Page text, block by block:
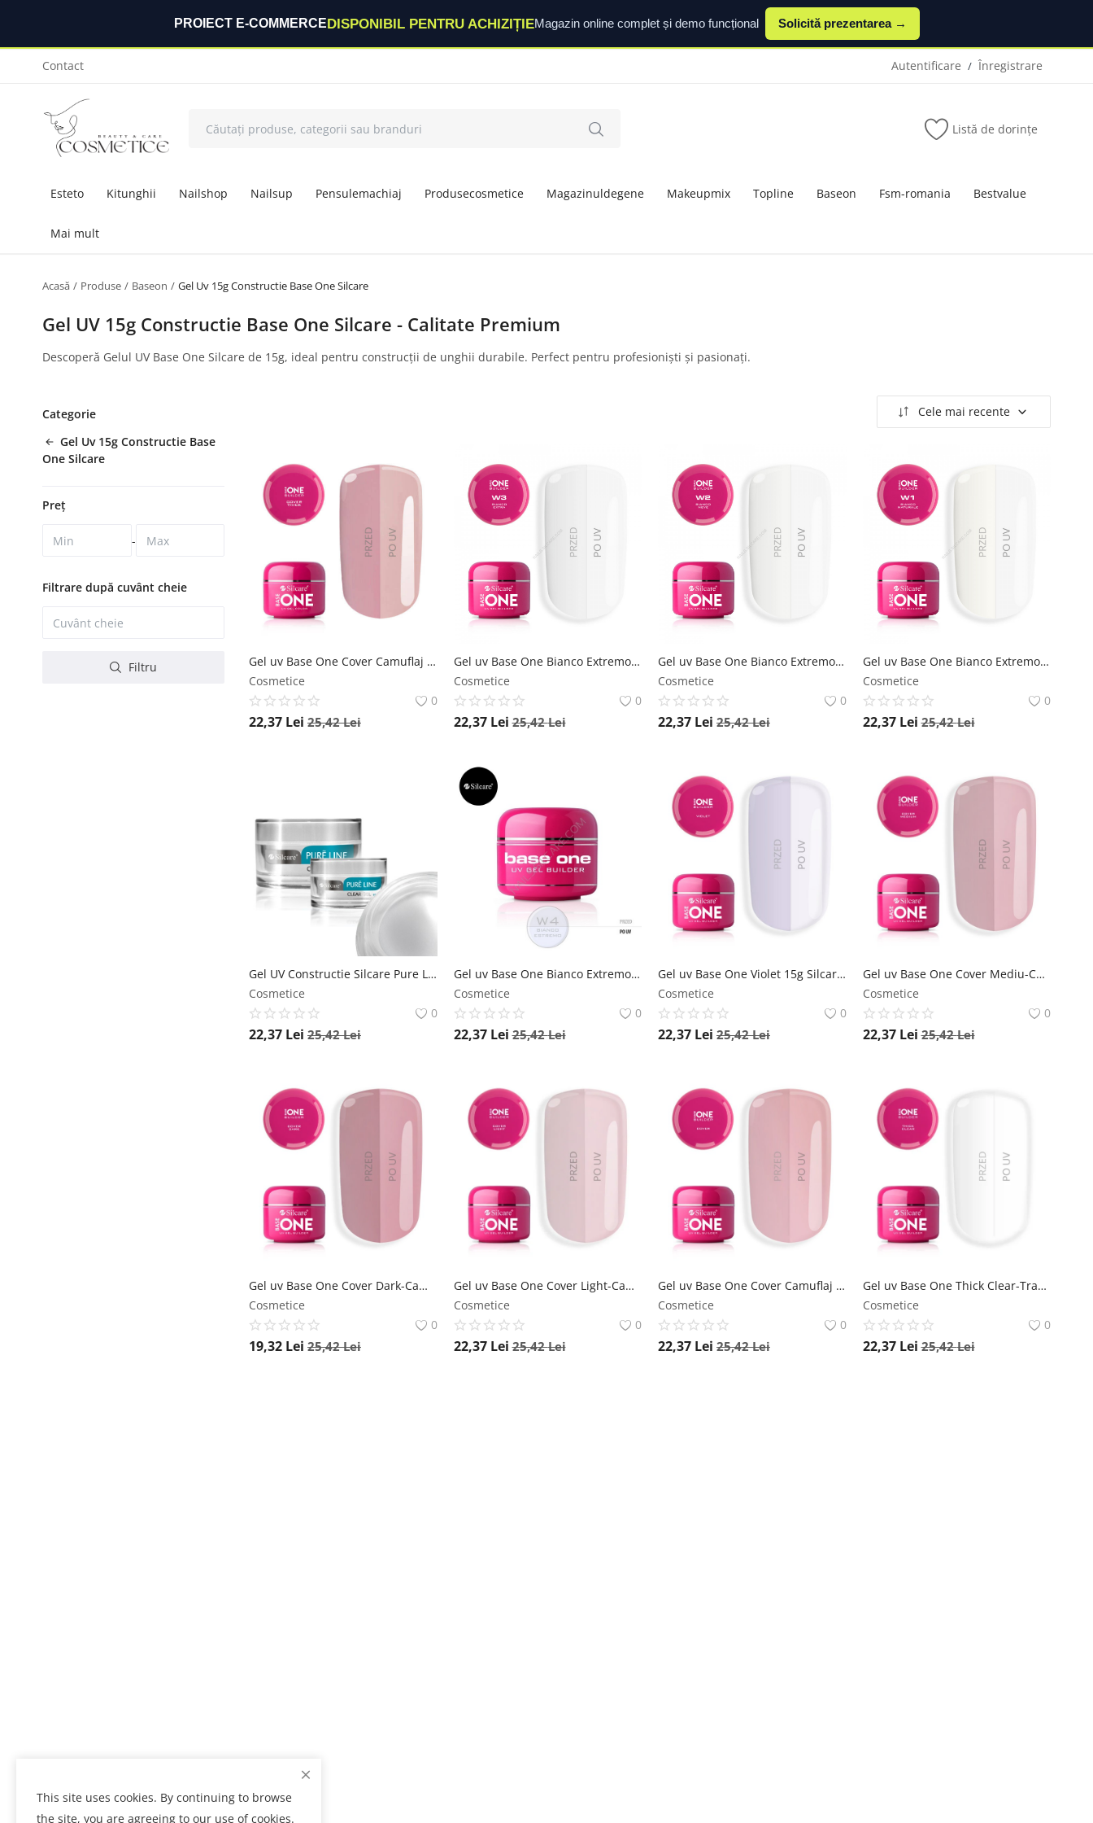
PROIECT E-COMMERCEDISPONIBIL PENTRU ACHIZIȚIEMagazin online complet și demo funcțional Solicită prezentarea →
Contact Autentificare / Înregistrare
Listă de dorințe
Esteto Kitunghii Nailshop Nailsup Pensulemachiaj Produsecosmetice Magazinuldegene Makeupmix Topline Baseon Fsm-romania Bestvalue
Mai mult
Acasă Produse Baseon Gel Uv 15g Constructie Base One Silcare
Gel UV 15g Constructie Base One Silcare - Calitate Premium
Descoperă Gelul UV Base One Silcare de 15g, ideal pentru construcții de unghii durabile. Perfect pentru profesioniști și pasionați.
Categorie
Gel Uv 15g Constructie Base
One Silcare
Preț
-
Filtrare după cuvânt cheie
Filtru
Cele mai recente
Gel uv Base One Cover Camuflaj Thick 15g Silcare Polonia-Base One
Cosmetice
0
22,37 Lei 25,42Lei
Gel uv Base One Bianco Extremo Extra 15g
Cosmetice
0
22,37 Lei 25,42Lei
Gel uv Base One Bianco Extremo Neve 15g
Cosmetice
0
22,37 Lei 25,42Lei
Gel uv Base One Bianco Extremo Natural 15g
Cosmetice
0
22,37 Lei 25,42Lei
Gel UV Constructie Silcare Pure Line Clear-Transparent 15g Silcare Polonia-Base One
Cosmetice
0
22,37 Lei 25,42Lei
Gel uv Base One Bianco Extremo 15g Silcare Polonia-Base One
Cosmetice
0
22,37 Lei 25,42Lei
Gel uv Base One Violet 15g Silcare Polonia-Base One
Cosmetice
0
22,37 Lei 25,42Lei
Gel uv Base One Cover Mediu-Camuflaj 15g Silcare Polonia-Base One
Cosmetice
0
22,37 Lei 25,42Lei
Gel uv Base One Cover Dark-Camuflaj 15g Silcare Polonia-Base One
Cosmetice
0
19,32 Lei 25,42Lei
Gel uv Base One Cover Light-Camuflaj 15g Silcare Polonia-Base One
Cosmetice
0
22,37 Lei 25,42Lei
Gel uv Base One Cover Camuflaj 15g Silcare Polonia-Base One
Cosmetice
0
22,37 Lei 25,42Lei
Gel uv Base One Thick Clear-Transparent 15g Silcare Polonia-Base One
Cosmetice
0
22,37 Lei 25,42Lei
This site uses cookies. By continuing to browse
the site, you are agreeing to our use of cookies.